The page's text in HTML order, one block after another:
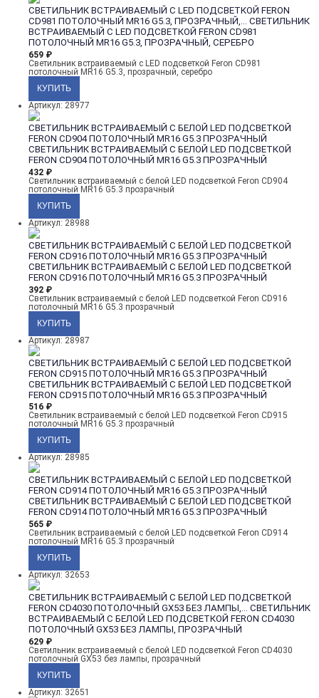
СВЕТИЛЬНИК ВСТРАИВАЕМЫЙ С LED ПОДСВЕТКОЙ FERON
CD981 ПОТОЛОЧНЫЙ MR16 G5.3, ПРОЗРАЧНЫЙ,...
СВЕТИЛЬНИК
ВСТРАИВАЕМЫЙ С LED ПОДСВЕТКОЙ FERON CD981
ПОТОЛОЧНЫЙ MR16 G5.3, ПРОЗРАЧНЫЙ, СЕРЕБРО
659 ₽
Светильник встраиваемый с LED подсветкой Feron CD981
потолочный MR16 G5.3, прозрачный, серебро
Артикул: 28977
СВЕТИЛЬНИК ВСТРАИВАЕМЫЙ С БЕЛОЙ LED ПОДСВЕТКОЙ
FERON CD904 ПОТОЛОЧНЫЙ MR16 G5.3 ПРОЗРАЧНЫЙ
СВЕТИЛЬНИК ВСТРАИВАЕМЫЙ С БЕЛОЙ LED ПОДСВЕТКОЙ
FERON CD904 ПОТОЛОЧНЫЙ MR16 G5.3 ПРОЗРАЧНЫЙ
432 ₽
Светильник встраиваемый с белой LED подсветкой Feron CD904
потолочный MR16 G5.3 прозрачный
Артикул: 28988
СВЕТИЛЬНИК ВСТРАИВАЕМЫЙ С БЕЛОЙ LED ПОДСВЕТКОЙ
FERON CD916 ПОТОЛОЧНЫЙ MR16 G5.3 ПРОЗРАЧНЫЙ
СВЕТИЛЬНИК ВСТРАИВАЕМЫЙ С БЕЛОЙ LED ПОДСВЕТКОЙ
FERON CD916 ПОТОЛОЧНЫЙ MR16 G5.3 ПРОЗРАЧНЫЙ
392 ₽
Светильник встраиваемый с белой LED подсветкой Feron CD916
потолочный MR16 G5.3 прозрачный
Артикул: 28987
СВЕТИЛЬНИК ВСТРАИВАЕМЫЙ С БЕЛОЙ LED ПОДСВЕТКОЙ
FERON CD915 ПОТОЛОЧНЫЙ MR16 G5.3 ПРОЗРАЧНЫЙ
СВЕТИЛЬНИК ВСТРАИВАЕМЫЙ С БЕЛОЙ LED ПОДСВЕТКОЙ
FERON CD915 ПОТОЛОЧНЫЙ MR16 G5.3 ПРОЗРАЧНЫЙ
516 ₽
Светильник встраиваемый с белой LED подсветкой Feron CD915
потолочный MR16 G5.3 прозрачный
Артикул: 28985
СВЕТИЛЬНИК ВСТРАИВАЕМЫЙ С БЕЛОЙ LED ПОДСВЕТКОЙ
FERON CD914 ПОТОЛОЧНЫЙ MR16 G5.3 ПРОЗРАЧНЫЙ
СВЕТИЛЬНИК ВСТРАИВАЕМЫЙ С БЕЛОЙ LED ПОДСВЕТКОЙ
FERON CD914 ПОТОЛОЧНЫЙ MR16 G5.3 ПРОЗРАЧНЫЙ
565 ₽
Светильник встраиваемый с белой LED подсветкой Feron CD914
потолочный MR16 G5.3 прозрачный
Артикул: 32653
СВЕТИЛЬНИК ВСТРАИВАЕМЫЙ С БЕЛОЙ LED ПОДСВЕТКОЙ
FERON CD4030 ПОТОЛОЧНЫЙ GX53 БЕЗ ЛАМПЫ,... СВЕТИЛЬНИК
ВСТРАИВАЕМЫЙ С БЕЛОЙ LED ПОДСВЕТКОЙ FERON CD4030
ПОТОЛОЧНЫЙ GX53 БЕЗ ЛАМПЫ, ПРОЗРАЧНЫЙ
629 ₽
Светильник встраиваемый с белой LED подсветкой Feron CD4030
потолочный GX53 без лампы, прозрачный
Артикул: 32651